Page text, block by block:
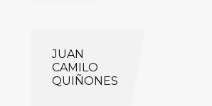
JUAN
CAMILO
QUIÑONES